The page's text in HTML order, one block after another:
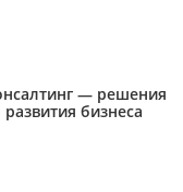
— решения
бизнеса